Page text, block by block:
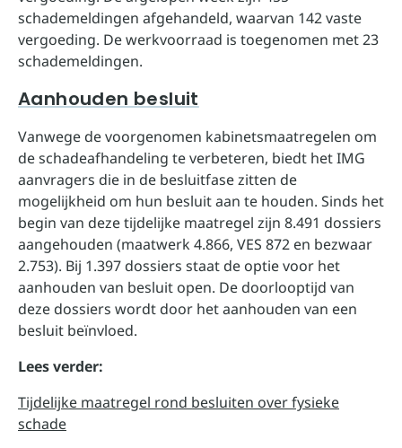
schademeldingen afgehandeld, waarvan 142 vaste
vergoeding. De werkvoorraad is toegenomen met 23
schademeldingen.
Aanhouden besluit
Vanwege de voorgenomen kabinetsmaatregelen om
de schadeafhandeling te verbeteren, biedt het IMG
aanvragers die in de besluitfase zitten de
mogelijkheid om hun besluit aan te houden. Sinds het
begin van deze tijdelijke maatregel zijn 8.491 dossiers
aangehouden (maatwerk 4.866, VES 872 en bezwaar
2.753). Bij 1.397 dossiers staat de optie voor het
aanhouden van besluit open. De doorlooptijd van
deze dossiers wordt door het aanhouden van een
besluit beïnvloed.
Lees verder:
Tijdelijke maatregel rond besluiten over fysieke
schade